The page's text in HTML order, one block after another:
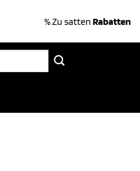
% Zu satten Rabatten